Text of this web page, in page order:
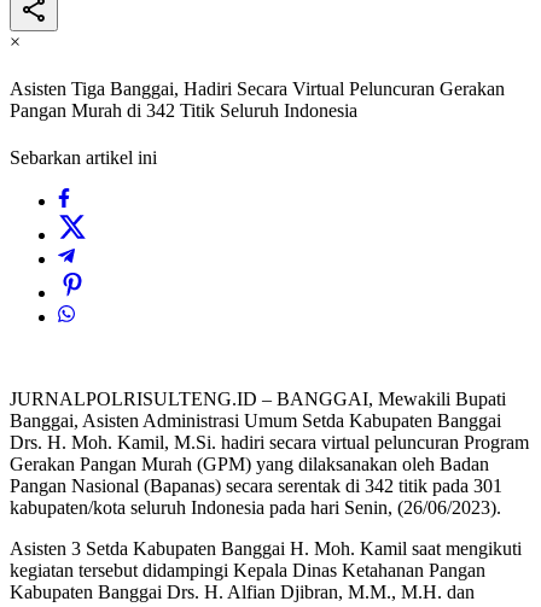
×
Asisten Tiga Banggai, Hadiri Secara Virtual Peluncuran Gerakan
Pangan Murah di 342 Titik Seluruh Indonesia
Sebarkan artikel ini
JURNALPOLRISULTENG.ID – BANGGAI, Mewakili Bupati
Banggai, Asisten Administrasi Umum Setda Kabupaten Banggai
Drs. H. Moh. Kamil, M.Si. hadiri secara virtual peluncuran Program
Gerakan Pangan Murah (GPM) yang dilaksanakan oleh Badan
Pangan Nasional (Bapanas) secara serentak di 342 titik pada 301
kabupaten/kota seluruh Indonesia pada hari Senin, (26/06/2023).
Asisten 3 Setda Kabupaten Banggai H. Moh. Kamil saat mengikuti
kegiatan tersebut didampingi Kepala Dinas Ketahanan Pangan
Kabupaten Banggai Drs. H. Alfian Djibran, M.M., M.H. dan